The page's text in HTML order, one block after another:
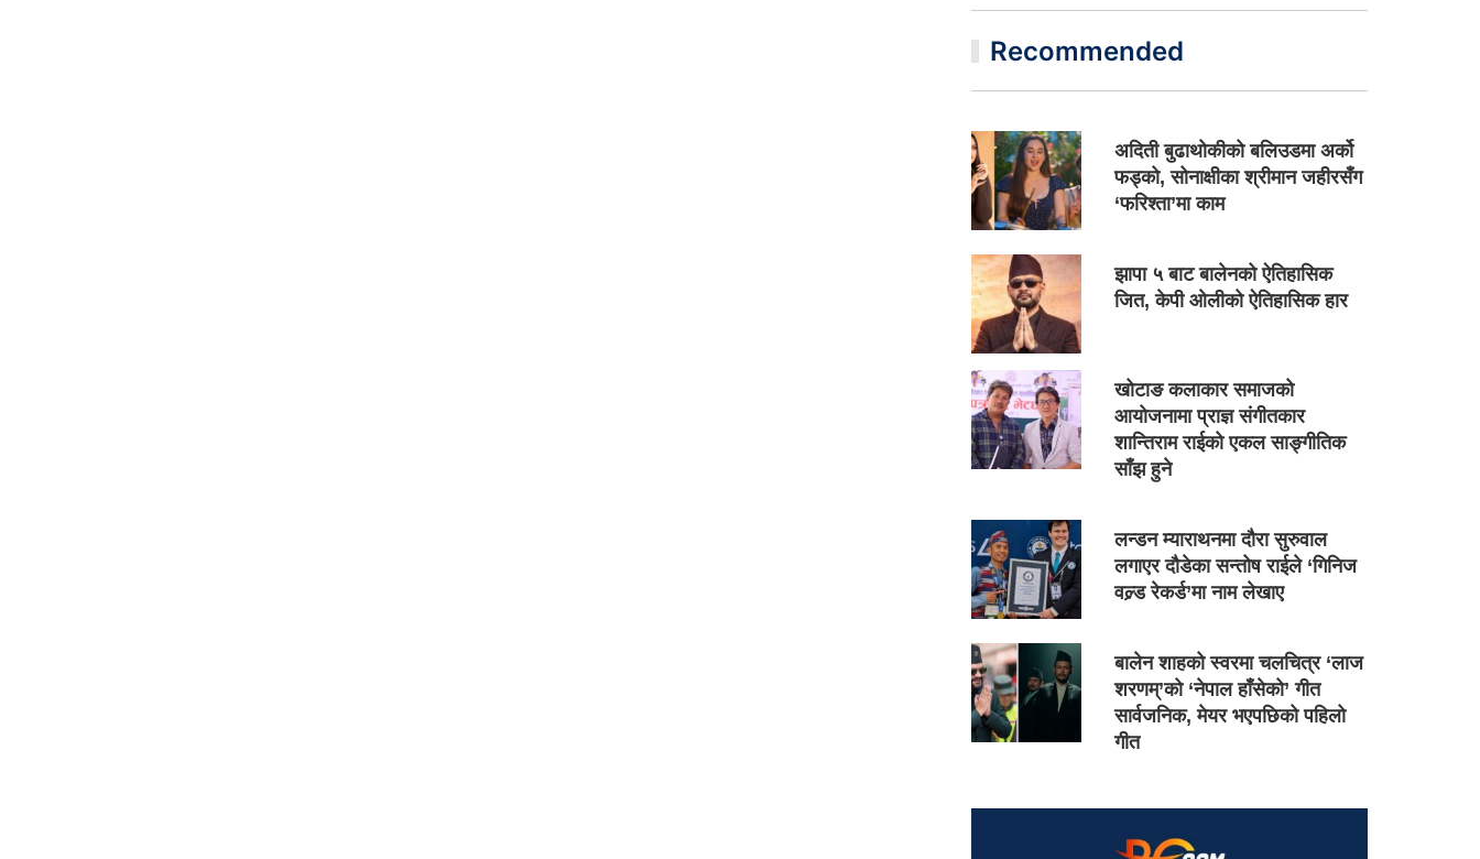
Recommended
अदिती बुढाथोकीको बलिउडमा अर्को
फड्को, सोनाक्षीका श्रीमान जहीरसँग
‘फरिश्ता’मा काम
झापा ५ बाट बालेनको ऐतिहासिक
जित, केपी ओलीको ऐतिहासिक हार
खोटाङ कलाकार समाजको
आयोजनामा प्राज्ञ संगीतकार
शान्तिराम राईको एकल साङ्गीतिक
साँझ हुने
लन्डन म्याराथनमा दौरा सुरुवाल
लगाएर दौडेका सन्तोष राईले ‘गिनिज
वल्र्ड रेकर्ड’मा नाम लेखाए
बालेन शाहको स्वरमा चलचित्र ‘लाज
शरणम्’को ‘नेपाल हाँसेको’ गीत
सार्वजनिक, मेयर भएपछिको पहिलो
गीत